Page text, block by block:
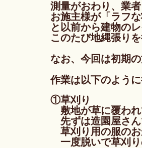
測量がおわり、業
お施主様が「ラフ
と以前から建物の
このたび地縄張りを
なお、今回は初期
作業は以下のように
①草刈り
敷地が草に覆われ
先ずは造園屋さん
草刈り用の服のお
一度脱いで草刈り